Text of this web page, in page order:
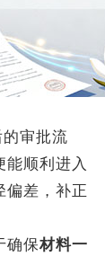
审批流
顺利进入
偏差，补正
保材料一